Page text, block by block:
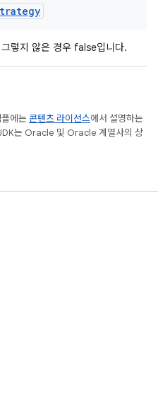
렇지 않은 경우 false입니다.
에는 콘텐츠 라이선스에서 설명하는
는 Oracle 및 Oracle 계열사의 상